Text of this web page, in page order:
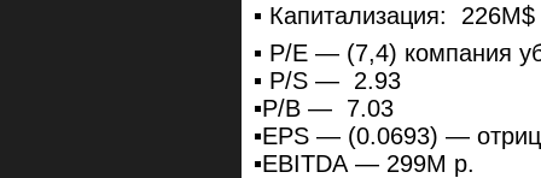
▪️ Капитализация: 226M$
▪️ P/E — (7,4) компания
▪️ P/S — 2.93
▪️P/B — 7.03
▪️EPS — (0.0693) —
▪️EBITDA — 299M р.